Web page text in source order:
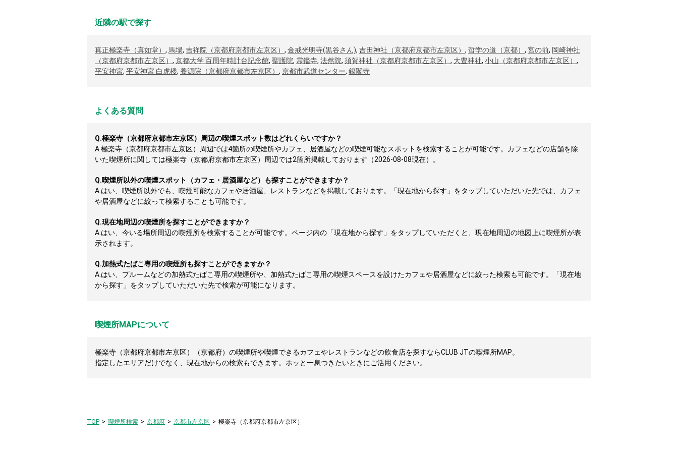
近隣の駅で探す
真正極楽寺（真如堂） , 馬場, 吉祥院（京都府京都市左京区） , 金戒光明寺(黒谷さん), 吉田神社（京都府京都市左京区） , 哲学の道（京都） , 宮の前, 岡崎神社
（京都府京都市左京区） , 京都大学 百周年時計台記念館, 聖護院, 霊鑑寺, 法然院, 須賀神社（京都府京都市左京区） , 大豊神社, 小山（京都府京都市左京区） ,
平安神宮, 平安神宮 白虎楼, 養源院（京都府京都市左京区） , 京都市武道センター, 銀閣寺
よくある質問
Q.極楽寺（京都府京都市左京区）周辺の喫煙スポット数はどれくらいですか？
A.極楽寺（京都府京都市左京区）周辺では4箇所の喫煙所やカフェ、居酒屋などの喫煙可能なスポットを検索することが可能です。カフェなどの店舗を除
いた喫煙所に関しては極楽寺（京都府京都市左京区）周辺では2箇所掲載しております（2026-08-08現在）。
Q.喫煙所以外の喫煙スポット（カフェ・居酒屋など）も探すことができますか？
A. はい、喫煙所以外でも、喫煙可能なカフェや居酒屋、レストランなどを掲載しております。「現在地から探す」をタップしていただいた先では、カフェ
や居酒屋などに絞って検索することも可能です。
Q.現在地周辺の喫煙所を探すことができますか？
A. はい、今いる場所周辺の喫煙所を検索することが可能です。ページ内の「現在地から探す」をタップしていただくと、現在地周辺の地図上に喫煙所が表
示されます。
Q.加熱式たばこ専用の喫煙所も探すことができますか？
A. はい、プルームなどの加熱式たばこ専用の喫煙所や、加熱式たばこ専用の喫煙スペースを設けたカフェや居酒屋などに絞った検索も可能です。「現在地
から探す」をタップしていただいた先で検索が可能になります。
喫煙所MAPについて
極楽寺（京都府京都市左京区）（京都府）の喫煙所や喫煙できるカフェやレストランなどの飲食店を探すならCLUB JTの喫煙所MAP。
指定したエリアだけでなく、現在地からの検索もできます。ホッと一息つきたいときにご活用ください。
TOP 喫煙所検索 京都府 京都市左京区 極楽寺（京都府京都市左京区）